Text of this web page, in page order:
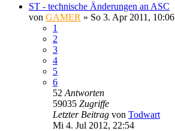
ST - technische Änderungen an ASC
von GAMER » So 3. Apr 2011, 10:06
1
2
3
4
5
6
52 Antworten
59035 Zugriffe
Letzter Beitrag von Todwart
Mi 4. Jul 2012, 22:54